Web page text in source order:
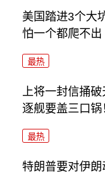
美国踏进3个大
怕一个都爬不出
最热
上将一封信捅
逐舰要盖三口锅
最热
特朗普要对伊